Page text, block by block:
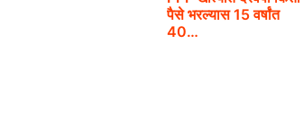
पैसे भरल्यास 15 वर्षांत
40…